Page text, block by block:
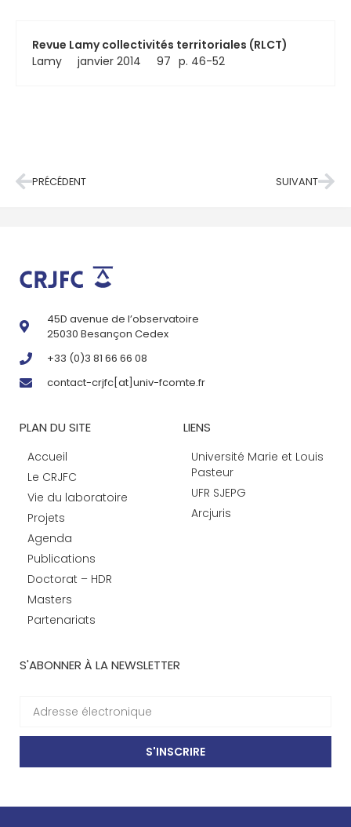
Revue Lamy collectivités territoriales (RLCT)
Lamy
janvier 2014 97 p. 46-52
PRÉCÉDENT SUIVANT
45D avenue de l’observatoire
25030 Besançon Cedex
+33 (0)3 81 66 66 08
contact-crjfc[at]univ-fcomte.fr
PLAN DU SITE
Accueil
Le CRJFC
Vie du laboratoire
Projets
Agenda
Publications
Doctorat – HDR
Masters
Partenariats
LIENS
Université Marie et Louis
Pasteur
UFR SJEPG
Arcjuris
S'ABONNER À LA NEWSLETTER
S'INSCRIRE